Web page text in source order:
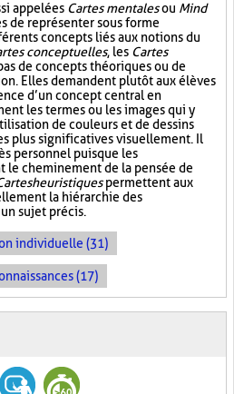
appelées Cartes mentalesou Mind
de représenter sous forme
concepts liés aux notions du
conceptuelles, les Cartes
de concepts théoriques ou de
Elles demandent plutôt aux élèves
d’un concept central en
les termes ou les images qui y
de couleurs et de dessins
plus significatives visuellement. Il
personnel puisque les
cheminement de la pensée de
heuristiquespermettent aux
la hiérarchie des
sujet précis.
individuelle (31)
(17)